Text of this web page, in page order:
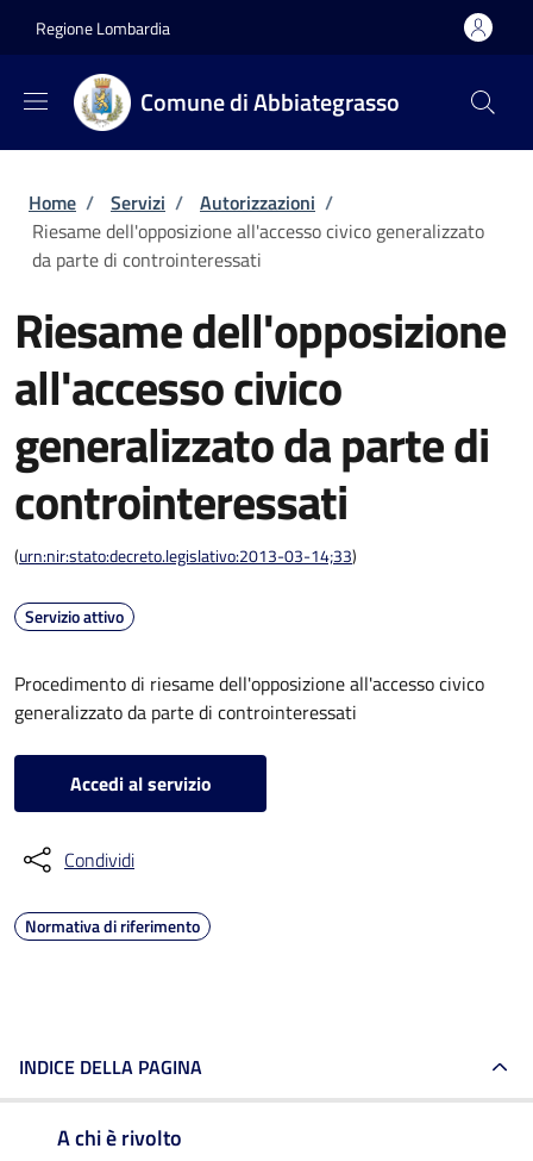
Regione Lombardia
Comune di Abbiategrasso
Briciole di pane
Home / Servizi / Autorizzazioni /
Riesame dell'opposizione all'accesso civico generalizzato
da parte di controinteressati
Riesame dell'opposizione
all'accesso civico
generalizzato da parte di
controinteressati
(urn:nir:stato:decreto.legislativo:2013-03-14;33)
Servizio attivo
Procedimento di riesame dell'opposizione all'accesso civico
generalizzato da parte di controinteressati
Accedi al servizio
Condividi
Normativa di riferimento
INDICE DELLA PAGINA
A chi è rivolto